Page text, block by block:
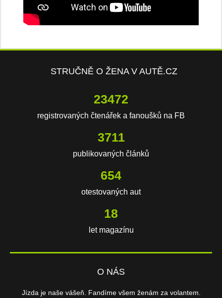
STRUČNĚ O ŽENA V AUTĚ.CZ
23472
registrovaných čtenářek a fanoušků na FB
3711
publikovaných článků
654
otestovaných aut
18
let magazínu
O NÁS
Jízda je naše vášeň. Fandíme všem ženám za volantem.